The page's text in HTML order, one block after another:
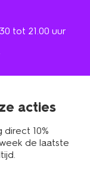
tot 21.00 uur
acties
10%
de laatste